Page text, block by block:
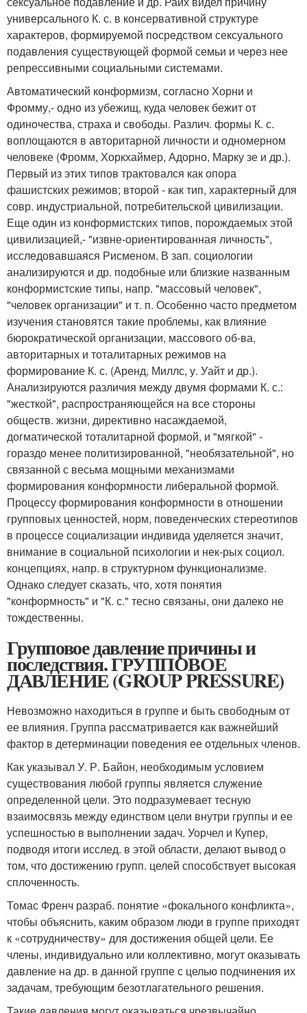
универсального К. с. в консервативной структуре
характеров, формируемой посредством сексуального
подавления существующей формой семьи и через нее
репрессивными социальными системами.
Автоматический конформизм, согласно Хорни и
Фромму,- одно из убежищ, куда человек бежит от
одиночества, страха и свободы. Различ. формы К. с.
воплощаются в авторитарной личности и одномерном
человеке (Фромм, Хоркхаймер, Адорно, Марку зе и др.).
Первый из этих типов трактовался как опора
фашистских режимов; второй - как тип, характерный для
совр. индустриальной, потребительской цивилизации.
Еще один из конформистских типов, порождаемых этой
цивилизацией,- "извне-ориентированная личность",
исследовавшаяся Рисменом. В зап. социологии
анализируются и др. подобные или близкие названным
конформистские типы, напр. "массовый человек",
"человек организации" и т. п. Особенно часто предметом
изучения становятся такие проблемы, как влияние
бюрократической организации, массового об-ва,
авторитарных и тоталитарных режимов на
формирование К. с. (Аренд, Миллс, у. Уайт и др.).
Анализируются различия между двумя формами К. с.:
"жесткой", распространяющейся на все стороны
обществ. жизни, директивно насаждаемой,
догматической тоталитарной формой, и "мягкой" -
гораздо менее политизированной, "необязательной", но
связанной с весьма мощными механизмами
формирования конформности либеральной формой.
Процессу формирования конформности в отношении
групповых ценностей, норм, поведенческих стереотипов
в процессе социализации индивида уделяется значит,
внимание в социальной психологии и нек-рых социол.
концепциях, напр. в структурном функционализме.
Однако следует сказать, что, хотя понятия
"конформность" и "К. с." тесно связаны, они далеко не
тождественны.
Групповое давление причины и
последствия. ГРУППОВОЕ
ДАВЛЕНИЕ (GROUP PRESSURE)
Невозможно находиться в группе и быть свободным от
ее влияния. Группа рассматривается как важнейший
фактор в детерминации поведения ее отдельных членов.
Как указывал У. Р. Байон, необходимым условием
существования любой группы является служение
определенной цели. Это подразумевает тесную
взаимосвязь между единством цели внутри группы и ее
успешностью в выполнении задач. Уорчел и Купер,
подводя итоги исслед. в этой области, делают вывод о
том, что достижению групп. целей способствует высокая
сплоченность.
Томас Френч разраб. понятие «фокального конфликта»,
чтобы объяснить, каким образом люди в группе приходят
к «сотрудничеству» для достижения общей цели. Ее
члены, индивидуально или коллективно, могут оказывать
давление на др. в данной группе с целью подчинения их
задачам, требующим безотлагательного решения.